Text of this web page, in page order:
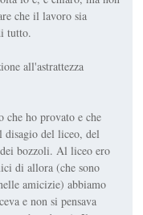
che il lavoro sia
tutto.
all'astrattezza
che ho provato e che
disagio del liceo, del
dei bozzoli. Al liceo ero
di allora (che sono
amicizie) abbiamo
e non si pensava